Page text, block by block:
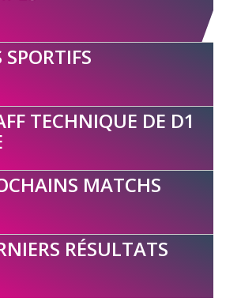
SPORTIFS
TECHNIQUE DE D1
MATCHS
RÉSULTATS